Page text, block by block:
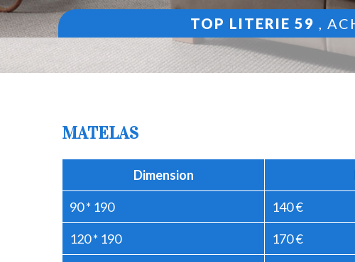
TOP LITERIE 59 ,
MATELAS
Dimension
90 * 190 140 €
120 * 190 170 €